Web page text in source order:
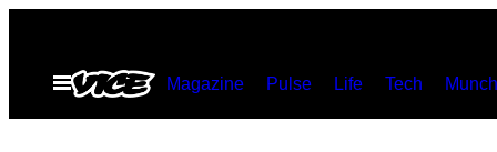
contentOpen
Menu
Magazine Pulse Life Tech